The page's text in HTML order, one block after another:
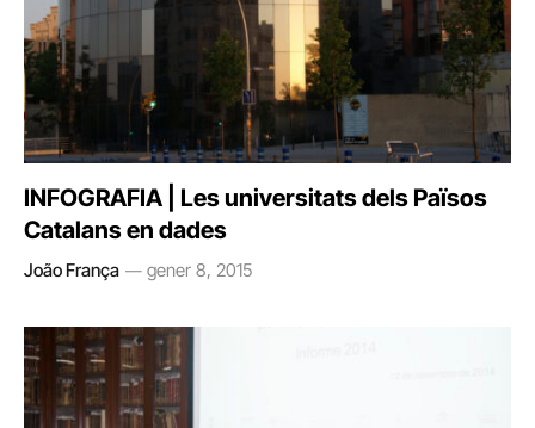
INFOGRAFIA | Les universitats dels Països
Catalans en dades
João França gener 8, 2015